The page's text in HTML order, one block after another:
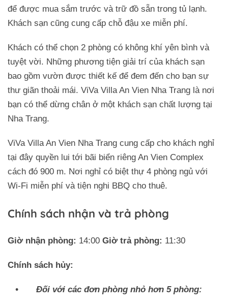
để được mua sắm trước và trữ đồ sẵn trong tủ lạnh.
Khách sạn cũng cung cấp chỗ đậu xe miễn phí.
Khách có thể chọn 2 phòng có không khí yên bình và
tuyệt vời. Những phương tiện giải trí của khách sạn
bao gồm vườn được thiết kế để đem đến cho bạn sự
thư giãn thoải mái. ViVa Villa An Vien Nha Trang là nơi
bạn có thể dừng chân ở một khách sạn chất lượng tại
Nha Trang.
ViVa Villa An Vien Nha Trang cung cấp cho khách nghỉ
tại đây quyền lui tới bãi biển riêng An Vien Complex
cách đó 900 m. Nơi nghỉ có biệt thự 4 phòng ngủ với
Wi-Fi miễn phí và tiện nghi BBQ cho thuê.
Chính sách nhận và trả phòng
Giờ nhận phòng: 14:00 Giờ trả phòng: 11:30
Chính sách hủy:
• Đối với các đơn phòng nhỏ hơn 5 phòng: